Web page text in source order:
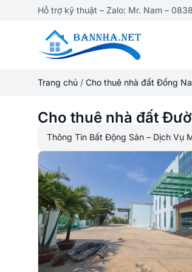
Hỗ trợ kỹ thuật – Zalo: Mr. Nam –
Trang chủ / Cho thuê nhà đất Đồng
Cho thuê nhà đất
Thông Tin Bất Động Sản – Dịch Vụ